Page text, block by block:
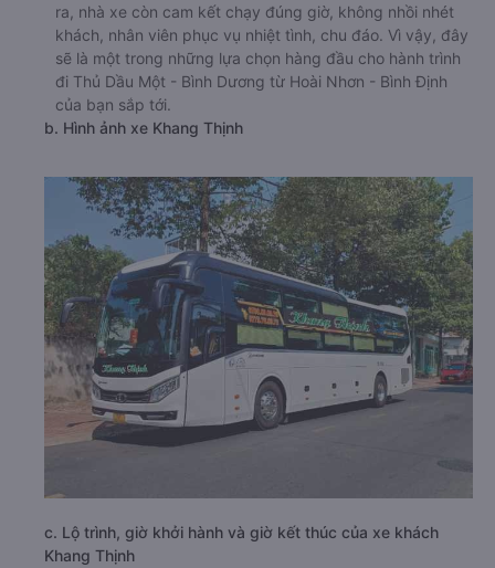
ra, nhà xe còn cam kết chạy đúng giờ, không nhồi nhét
khách, nhân viên phục vụ nhiệt tình, chu đáo. Vì vậy, đây
sẽ là một trong những lựa chọn hàng đầu cho hành trình
đi Thủ Dầu Một - Bình Dương từ Hoài Nhơn - Bình Định
của bạn sắp tới.
b. Hình ảnh xe Khang Thịnh
c. Lộ trình, giờ khởi hành và giờ kết thúc của xe khách
Khang Thịnh